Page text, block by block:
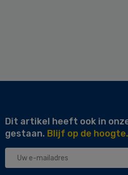
Dit artikel heeft ook in
gestaan. Blijf op de hoogte.
Uw